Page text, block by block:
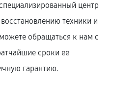
центр
техники и
обращаться к нам с
сроки ее
гарантию.